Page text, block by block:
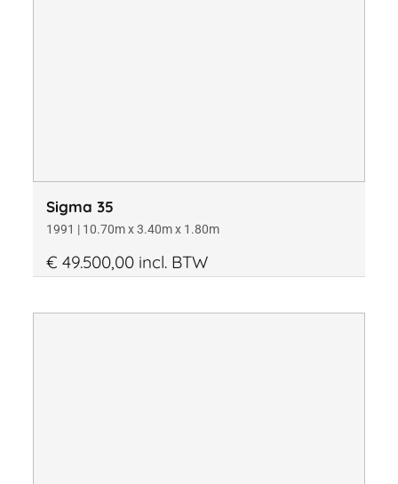
Sigma 35
1991 | 10.70m x 3.40m x 1.80m
€ 49.500,00 incl. BTW